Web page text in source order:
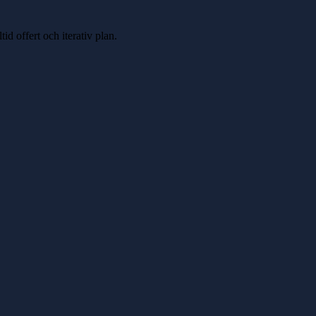
offert och iterativ plan.